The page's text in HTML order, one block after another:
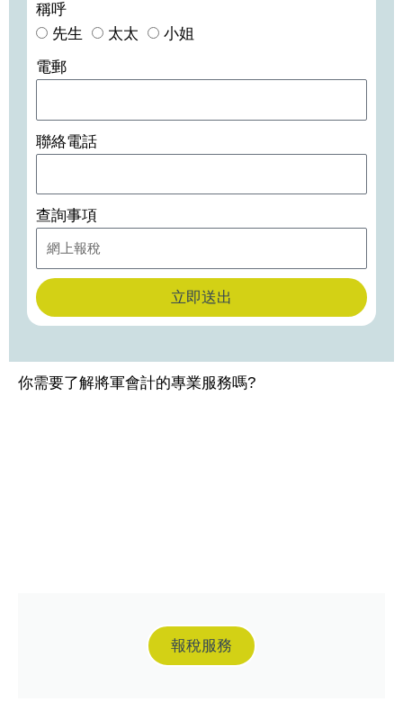
稱呼
先生
太太
小姐
電郵
聯絡電話
查詢事項
立即送出
你需要了解將軍會計的專業服務嗎?
報稅服務